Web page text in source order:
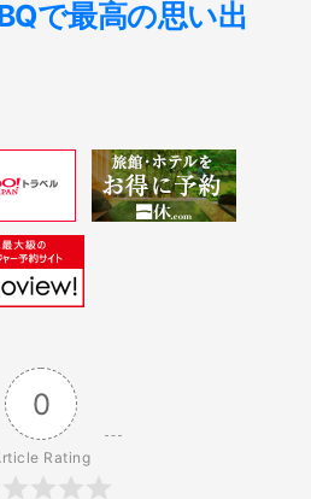
で最高の思い出
0
Rating